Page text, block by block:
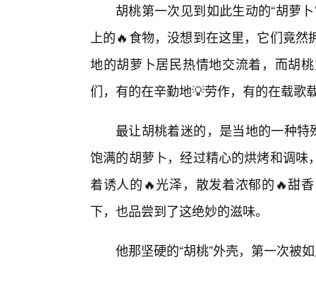
胡桃第一次见到如此生动的“胡萝
上的🔥食物，没想到在这里，它们竟
地的胡萝卜居民热情地交流着，而胡
们，有的在辛勤地💡劳作，有的在载歌
最让胡桃着迷的，是当地的一种特
饱满的胡萝卜，经过精心的烘烤和调
着诱人的🔥光泽，散发着浓郁的🔥甜
下，也品尝到了这绝妙的滋味。
他那坚硬的“胡桃”外壳，第一次被